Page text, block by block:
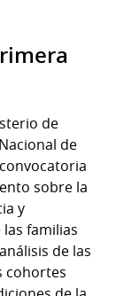
de
de
sobre la
y
familias
de las
cohortes